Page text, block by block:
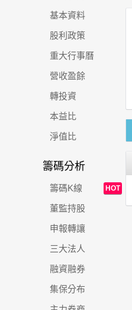
基本資料
股利政策
重大行事曆
營收盈餘
轉投資
本益比
淨值比
籌碼分析
籌碼K線 HOT
董監持股
申報轉讓
三大法人
融資融券
集保分布